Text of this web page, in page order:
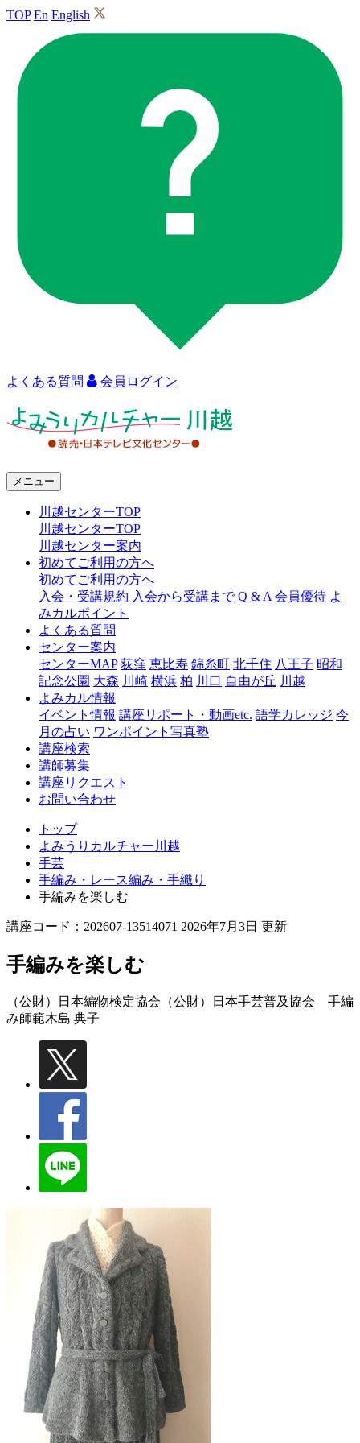
TOP En English
よくある質問 会員ログイン
ャ
越
メニュー
川越センターTOP
川越センターTOP
川越センター案内
初めてご利用の方へ
初めてご利用の方へ
入会・受講規約 入会から受講まで Q & A 会員優待 よ
みカルポイント
よくある質問
センター案内
センターMAP 荻窪 恵比寿 錦糸町 北千住 八王子 昭和
記念公園 大森 川崎 横浜 柏 川口 自由が丘 川越
よみカル情報
イベント情報 講座リポート・動画etc. 語学カレッジ 今
月の占い ワンポイント写真塾
講座検索
講師募集
講座リクエスト
お問い合わせ
トップ
よみうりカルチャー川越
手芸
手編み・レース編み・手織り
手編みを楽しむ
講座コード：202607-13514071 2026年7月3日 更新
手編みを楽しむ
（公財）日本編物検定協会（公財）日本手芸普及協会 手編
み師範木島 典子